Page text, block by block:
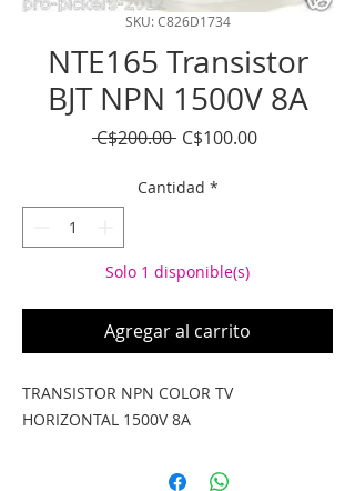
SKU: C826D1734
NTE165 Transistor
BJT NPN 1500V 8A
C$200.00 Precio
C$100.00Precio
Cantidad *
Solo 1 disponible(s)
Agregar al carrito
TRANSISTOR NPN COLOR TV
HORIZONTAL 1500V 8A